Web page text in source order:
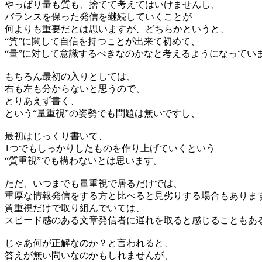
やっぱり量も質も、捨てて考えてはいけませんし、
バランスを保った発信を継続していくことが
何よりも重要だとは思いますが、どちらかというと、
“質”に関して自信を持つことが出来て初めて、
“量”に対して意識するべきなのかなと考えるようになってい
もちろん最初の入りとしては、
右も左も分からないと思うので、
とりあえず書く、
という“量重視”の姿勢でも問題は無いですし、
最初はじっくり書いて、
1つでもしっかりしたものを作り上げていくという
“質重視”でも構わないとは思います。
ただ、 いつまでも量重視で居るだけでは、
重厚な情報発信をする方と比べると見劣りする場合もありま
質重視だけで取り組んでいては、
スピード感のある文章発信者に遅れを取る と感じることもあ
じゃあ何が正解なのか？と言われると、
答えが無い問いなのかもしれませんが、